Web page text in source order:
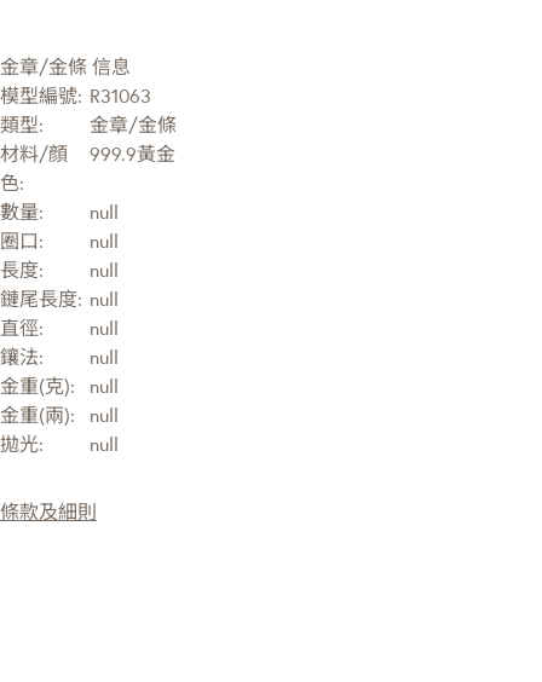
金章/金條 信息
模型編號: R31063
類型:
金章/金條
材料/顔
色:
999.9黃金
數量:
null
圈口:
null
長度:
null
鏈尾長度: null
直徑:
null
鑲法:
null
金重(克):
null
金重(兩):
null
拋光:
null
條款及細則